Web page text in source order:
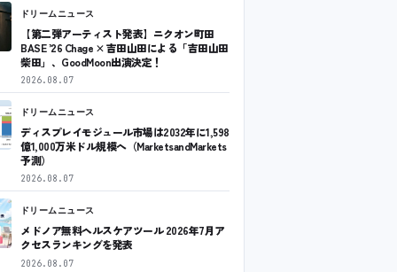
ドリームニュース
【第二弾アーティスト発表】ニクオン町田
BASE ’26 Chage × 吉田山田による「吉田山田
柴田」、GoodMoon出演決定！
2026.08.07
ドリームニュース
ディスプレイモジュール市場は2032年に1,598
億1,000万米ドル規模へ（MarketsandMarkets
予測）
2026.08.07
ドリームニュース
メドノア無料ヘルスケアツール 2026年7月ア
クセスランキングを発表
2026.08.07